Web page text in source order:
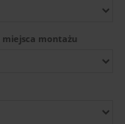
montażu